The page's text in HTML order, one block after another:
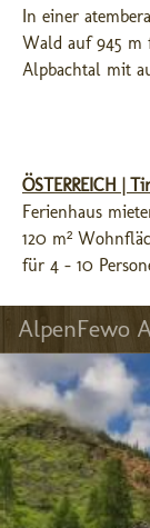
In einer
Wald auf 945 m
Alpbachtal mit
ÖSTERREICH |
Ferienhaus
120 m²
für 4 - 10
AlpenFewo